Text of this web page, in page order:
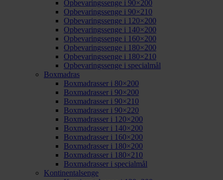
Opbevaringssenge i 90×200
Opbevaringssenge i 90×210
Opbevaringssenge i 120×200
Opbevaringssenge i 140×200
Opbevaringssenge i 160×200
Opbevaringssenge i 180×200
Opbevaringssenge i 180×210
Opbevaringssenge i specialmål
Boxmadras
Boxmadrasser i 80×200
Boxmadrasser i 90×200
Boxmadrasser i 90×210
Boxmadrasser i 90×220
Boxmadrasser i 120×200
Boxmadrasser i 140×200
Boxmadrasser i 160×200
Boxmadrasser i 180×200
Boxmadrasser i 180×210
Boxmadrasser i specialmål
Kontinentalsenge